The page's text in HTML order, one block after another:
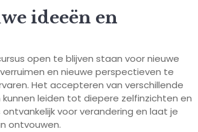
ideeën en
open te blijven staan voor nieuwe
en nieuwe perspectieven te
Het accepteren van verschillende
leiden tot diepere zelfinzichten en
voor verandering en laat je
ontvouwen.